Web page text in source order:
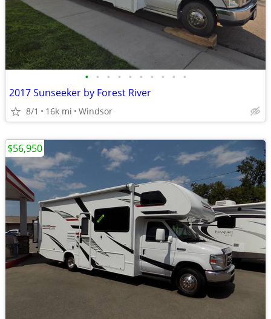
• • • • • • • • • •
2017 Sunseeker by Forest River
8/1 16k mi Windsor
$56,950